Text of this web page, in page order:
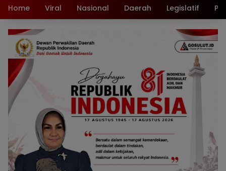
Home Viral Nasional Daerah Legislatif